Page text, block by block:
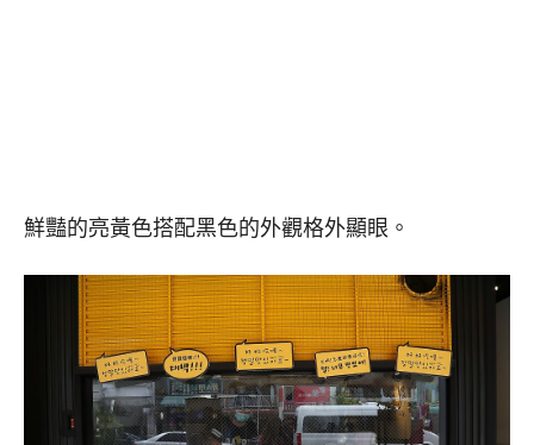
鮮豔的亮黃色搭配黑色的外觀格外顯眼。